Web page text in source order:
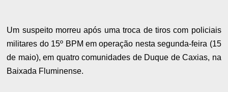
Um suspeito morreu após uma troca de tiros com policiais
militares do 15º BPM em operação nesta segunda-feira (15
de maio), em quatro comunidades de Duque de Caxias, na
Baixada Fluminense.